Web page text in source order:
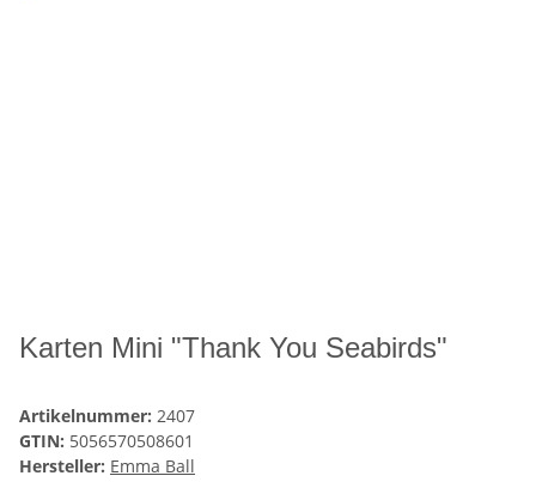
Karten Mini "Thank You Seabirds"
Artikelnummer: 2407
GTIN: 5056570508601
Hersteller: Emma Ball